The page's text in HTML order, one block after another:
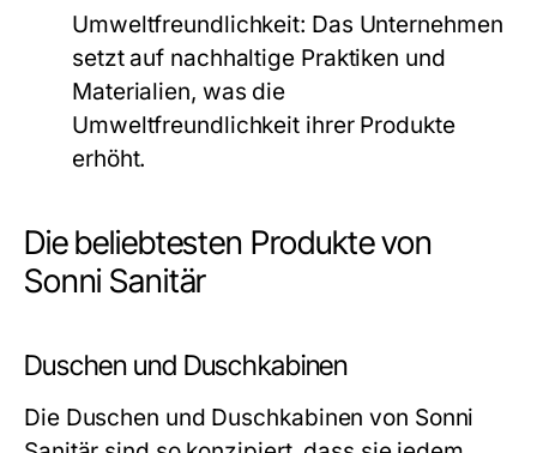
Umweltfreundlichkeit: Das Unternehmen
setzt auf nachhaltige Praktiken und
Materialien, was die
Umweltfreundlichkeit ihrer Produkte
erhöht.
Die beliebtesten Produkte von
Sonni Sanitär
Duschen und Duschkabinen
Die Duschen und Duschkabinen von Sonni